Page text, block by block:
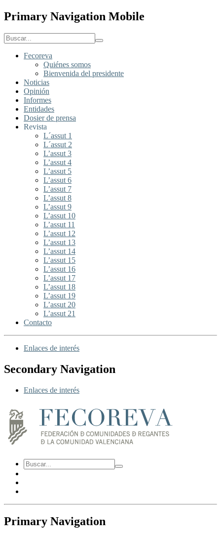
Primary Navigation Mobile
Fecoreva
Quiénes somos
Bienvenida del presidente
Noticias
Opinión
Informes
Entidades
Dosier de prensa
Revista
L´assut 1
L´assut 2
L’assut 3
L’assut 4
L’assut 5
L’assut 6
L’assut 7
L’assut 8
L’assut 9
L’assut 10
L’assut 11
L’assut 12
L’assut 13
L’assut 14
L’assut 15
L’assut 16
L’assut 17
L’assut 18
L’assut 19
L’assut 20
L’assut 21
Contacto
Enlaces de interés
Secondary Navigation
Enlaces de interés
Primary Navigation